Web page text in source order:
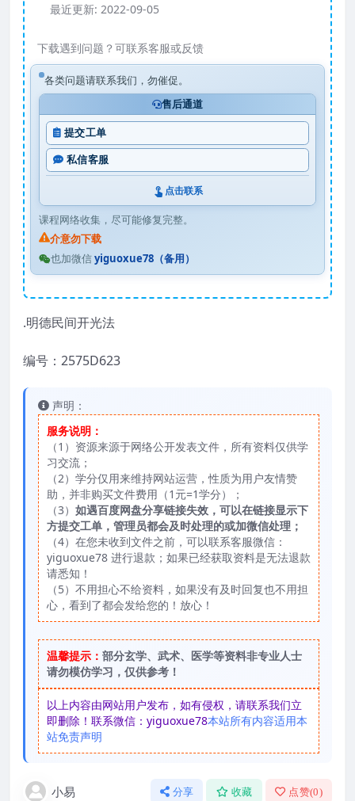
最近更新: 2022-09-05
下载遇到问题？可联系客服或反馈
各类问题请联系我们，勿催促。
售后通道
提交工单
私信客服
点击联系
课程网络收集，尽可能修复完整。
介意勿下载
也加微信yiguoxue78（备用）
.明德民间开光法
编号：2575D623
声明：
服务说明：
（1）资源来源于网络公开发表文件，所有资料仅供学
习交流；
（2）学分仅用来维持网站运营，性质为用户友情赞
助，并非购买文件费用（1元=1学分）；
（3） 如遇百度网盘分享链接失效，可以在链接显示下
方提交工单，管理员都会及时处理的或加微信处理；
（4）在您未收到文件之前，可以联系客服微信：
yiguoxue78 进行退款；如果已经获取资料是无法退款
请悉知！
（5）不用担心不给资料，如果没有及时回复也不用担
心，看到了都会发给您的！放心！
温馨提示： 部分玄学、武术、医学等资料非专业人士
请勿模仿学习，仅供参考！
以上内容由网站用户发布，如有侵权，请联系我们立
即删除！联系微信：yiguoxue78本站所有内容适用本
站免责声明
小易 分享 收藏 点赞(0)